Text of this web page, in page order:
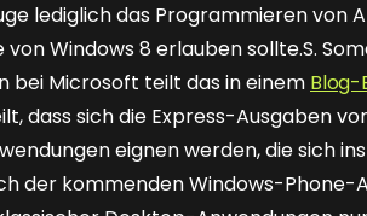
lediglich das Programmieren von
Windows 8 erlauben sollte.S.
bei Microsoft teilt das in einem Blog-
dass sich die Express-Ausgaben
eignen werden, die sich
der kommenden Windows-Phone-